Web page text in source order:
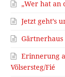
„Wer hat an
Jetzt geht’s
Erinnerung
Völsersteg/Fié